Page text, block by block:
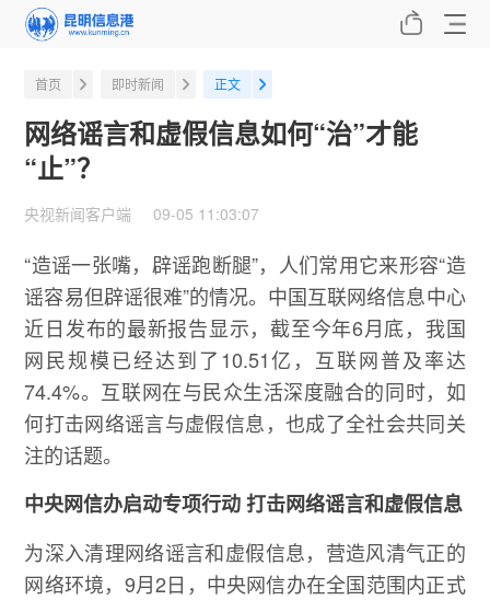
首页 即时新闻 正文
网络谣言和虚假信息如何“治”才能
“止”？
央视新闻客户端 09-05 11:03:07
“造谣一张嘴，辟谣跑断腿”，人们常用它来形容“造
谣容易但辟谣很难”的情况。中国互联网络信息中心
近日发布的最新报告显示，截至今年6月底，我国
网民规模已经达到了10.51亿，互联网普及率达
74.4%。互联网在与民众生活深度融合的同时，如
何打击网络谣言与虚假信息，也成了全社会共同关
注的话题。
中央网信办启动专项行动 打击网络谣言和虚假信息
为深入清理网络谣言和虚假信息，营造风清气正的
网络环境，9月2日，中央网信办在全国范围内正式